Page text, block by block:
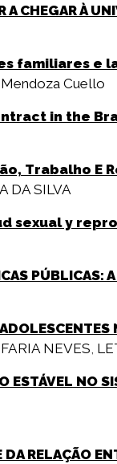
A CHEGAR À
familiares e
Mendoza Cuello
in the
Trabalho E
DA SILVA
sexual y
PÚBLICAS:
NEVES,
ESTÁVEL NO
DA RELAÇÃO